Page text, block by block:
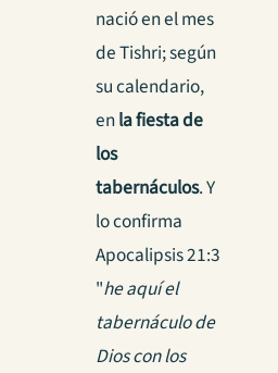
nació en el mes
de Tishri; según
su calendario,
enla fiesta de
los
tabernáculos. Y
lo confirma
Apocalipsis 21:3
"he aquí el
tabernáculo de
Dios con los